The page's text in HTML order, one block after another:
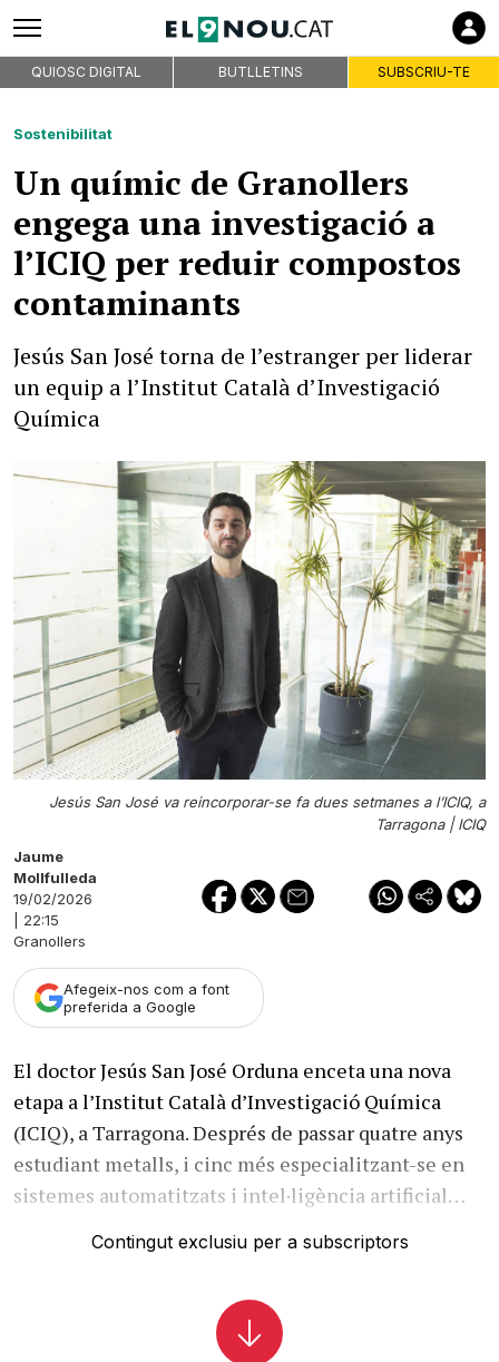
QUIOSC DIGITAL BUTLLETINS SUBSCRIU-TE
Sostenibilitat
Un químic de Granollers
engega una investigació a
l’ICIQ per reduir compostos
contaminants
Jesús San José torna de l’estranger per liderar
un equip a l’Institut Català d’Investigació
Química
Jesús San José va reincorporar-se fa dues setmanes a l’ICIQ, a
Tarragona |ICIQ
Jaume
Mollfulleda
19/02/2026
| 22:15
Granollers
Afegeix-nos com a font
preferida a Google
El doctor Jesús San José Orduna enceta una nova
etapa a l’Institut Català d’Investigació Química
(ICIQ), a Tarragona. Després de passar quatre anys
estudiant metalls, i cinc més especialitzant-se en
sistemes automatitzats i intel·ligència artificial…
Contingut exclusiu per a subscriptors